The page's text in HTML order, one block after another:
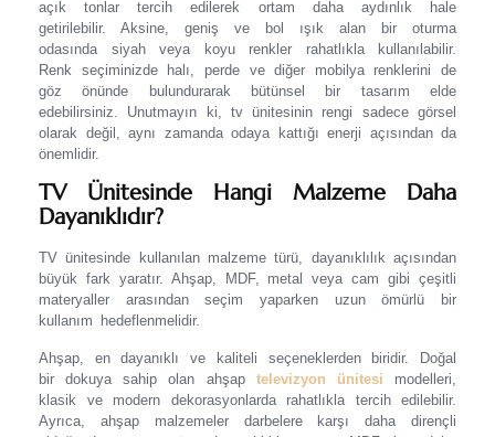
açık tonlar tercih edilerek ortam daha aydınlık hale
getirilebilir. Aksine, geniş ve bol ışık alan bir oturma
odasında siyah veya koyu renkler rahatlıkla kullanılabilir.
Renk seçiminizde halı, perde ve diğer mobilya renklerini de
göz önünde bulundurarak bütünsel bir tasarım elde
edebilirsiniz. Unutmayın ki, tv ünitesinin rengi sadece görsel
olarak değil, aynı zamanda odaya kattığı enerji açısından da
önemlidir.
TV Ünitesinde Hangi Malzeme Daha
Dayanıklıdır?
TV ünitesinde kullanılan malzeme türü, dayanıklılık açısından
büyük fark yaratır. Ahşap, MDF, metal veya cam gibi çeşitli
materyaller arasından seçim yaparken uzun ömürlü bir
kullanım hedeflenmelidir.
Ahşap, en dayanıklı ve kaliteli seçeneklerden biridir. Doğal
bir dokuya sahip olan ahşap televizyon ünitesi modelleri,
klasik ve modern dekorasyonlarda rahatlıkla tercih edilebilir.
Ayrıca, ahşap malzemeler darbelere karşı daha dirençli